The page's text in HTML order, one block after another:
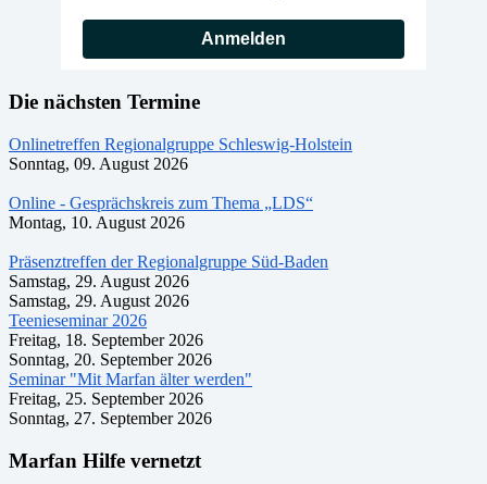
Anmelden
Die nächsten Termine
Onlinetreffen Regionalgruppe Schleswig-Holstein
Sonntag, 09. August 2026
Online - Gesprächskreis zum Thema „LDS“
Montag, 10. August 2026
Präsenztreffen der Regionalgruppe Süd-Baden
Samstag, 29. August 2026
Samstag, 29. August 2026
Teenieseminar 2026
Freitag, 18. September 2026
Sonntag, 20. September 2026
Seminar "Mit Marfan älter werden"
Freitag, 25. September 2026
Sonntag, 27. September 2026
Marfan Hilfe vernetzt